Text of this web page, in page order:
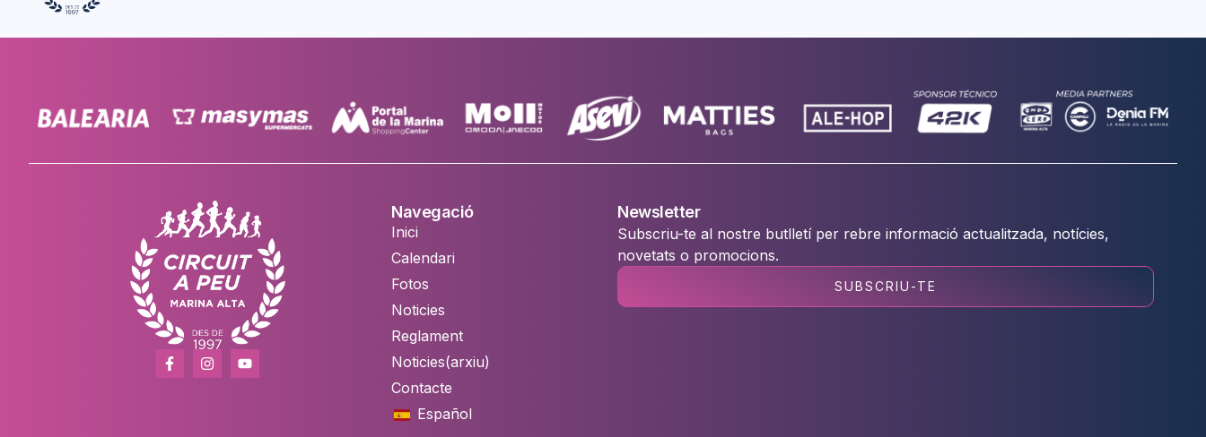
Navegació
Inici
Calendari
Fotos
Noticies
Reglament
Noticies(arxiu)
Contacte
Español
Newsletter
Subscriu-te al nostre butlletí per rebre informació actualitzada, notícies,
novetats o promocions.
SUBSCRIU-TE